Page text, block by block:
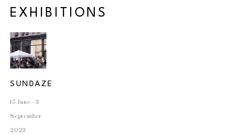
EXHIBITIONS
SUNDAZE
15 June - 3
September
2023